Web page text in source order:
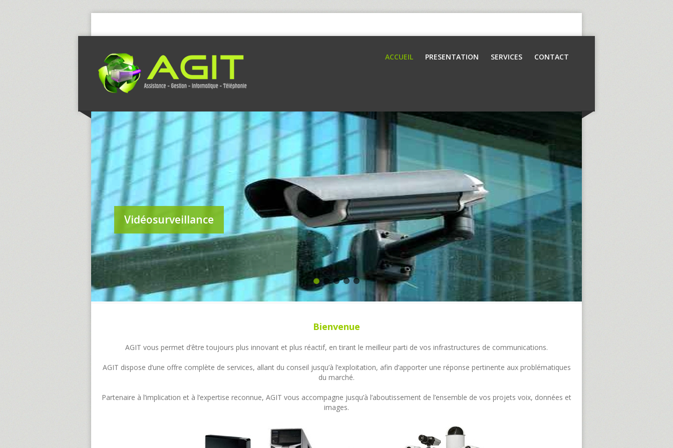
ACCUEIL PRESENTATION SERVICES CONTACT
Vidéosurveillance
Bienvenue
AGIT vous permet d’être toujours plus innovant et plus réactif, en tirant le meilleur parti de vos infrastructures de communications.
AGIT dispose d’une offre complète de services, allant du conseil jusqu’à l’exploitation, afin d’apporter une réponse pertinente aux problématiques
du marché.
Partenaire à l’implication et à l’expertise reconnue, AGIT vous accompagne jusqu’à l’aboutissement de l’ensemble de vos projets voix, données et
images.